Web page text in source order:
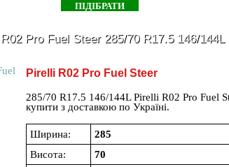
Pro Fuel Steer 285/70 R17.5 146/144L
Pirelli R02 Pro Fuel Steer
285/70 R17.5 146/144L Pirelli R02 Pro Fuel
купити з доставкою по Україні.
Ширина:
285
Висота:
70